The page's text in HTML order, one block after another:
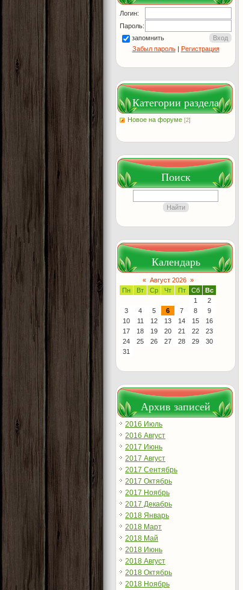
Логин:
Пароль:
запомнить
Забыл пароль| Регистрация
Категории раздела
Новое на форуме [2]
Поиск
Календарь
« Август 2026 »
Пн
Вт Ср Чт Пт Сб
Вс
1
2
3
4 5 6 7 8
9
10
11 12 13 14 15
16
17
18 19 20 21 22
23
24
25 26 27 28 29
30
31
Архив записей
2016 Июль
2016 Август
2017 Июнь
2017 Август
2017 Сентябрь
2017 Октябрь
2017 Ноябрь
2017 Декабрь
2018 Январь
2018 Март
2018 Май
2018 Июнь
2018 Август
2018 Октябрь
2018 Ноябрь